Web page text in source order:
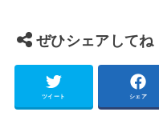
ぜひシェアしてね
ツイート シェア